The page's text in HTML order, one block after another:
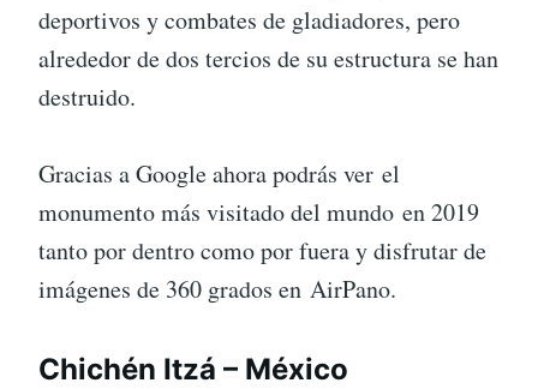
deportivos y combates de gladiadores, pero
alrededor de dos tercios de su estructura se han
destruido.
Gracias a Google ahora podrás ver el
monumento más visitado del mundo en 2019
tanto por dentro como por fuera y disfrutar de
imágenes de 360 grados en AirPano.
Chichén Itzá – México